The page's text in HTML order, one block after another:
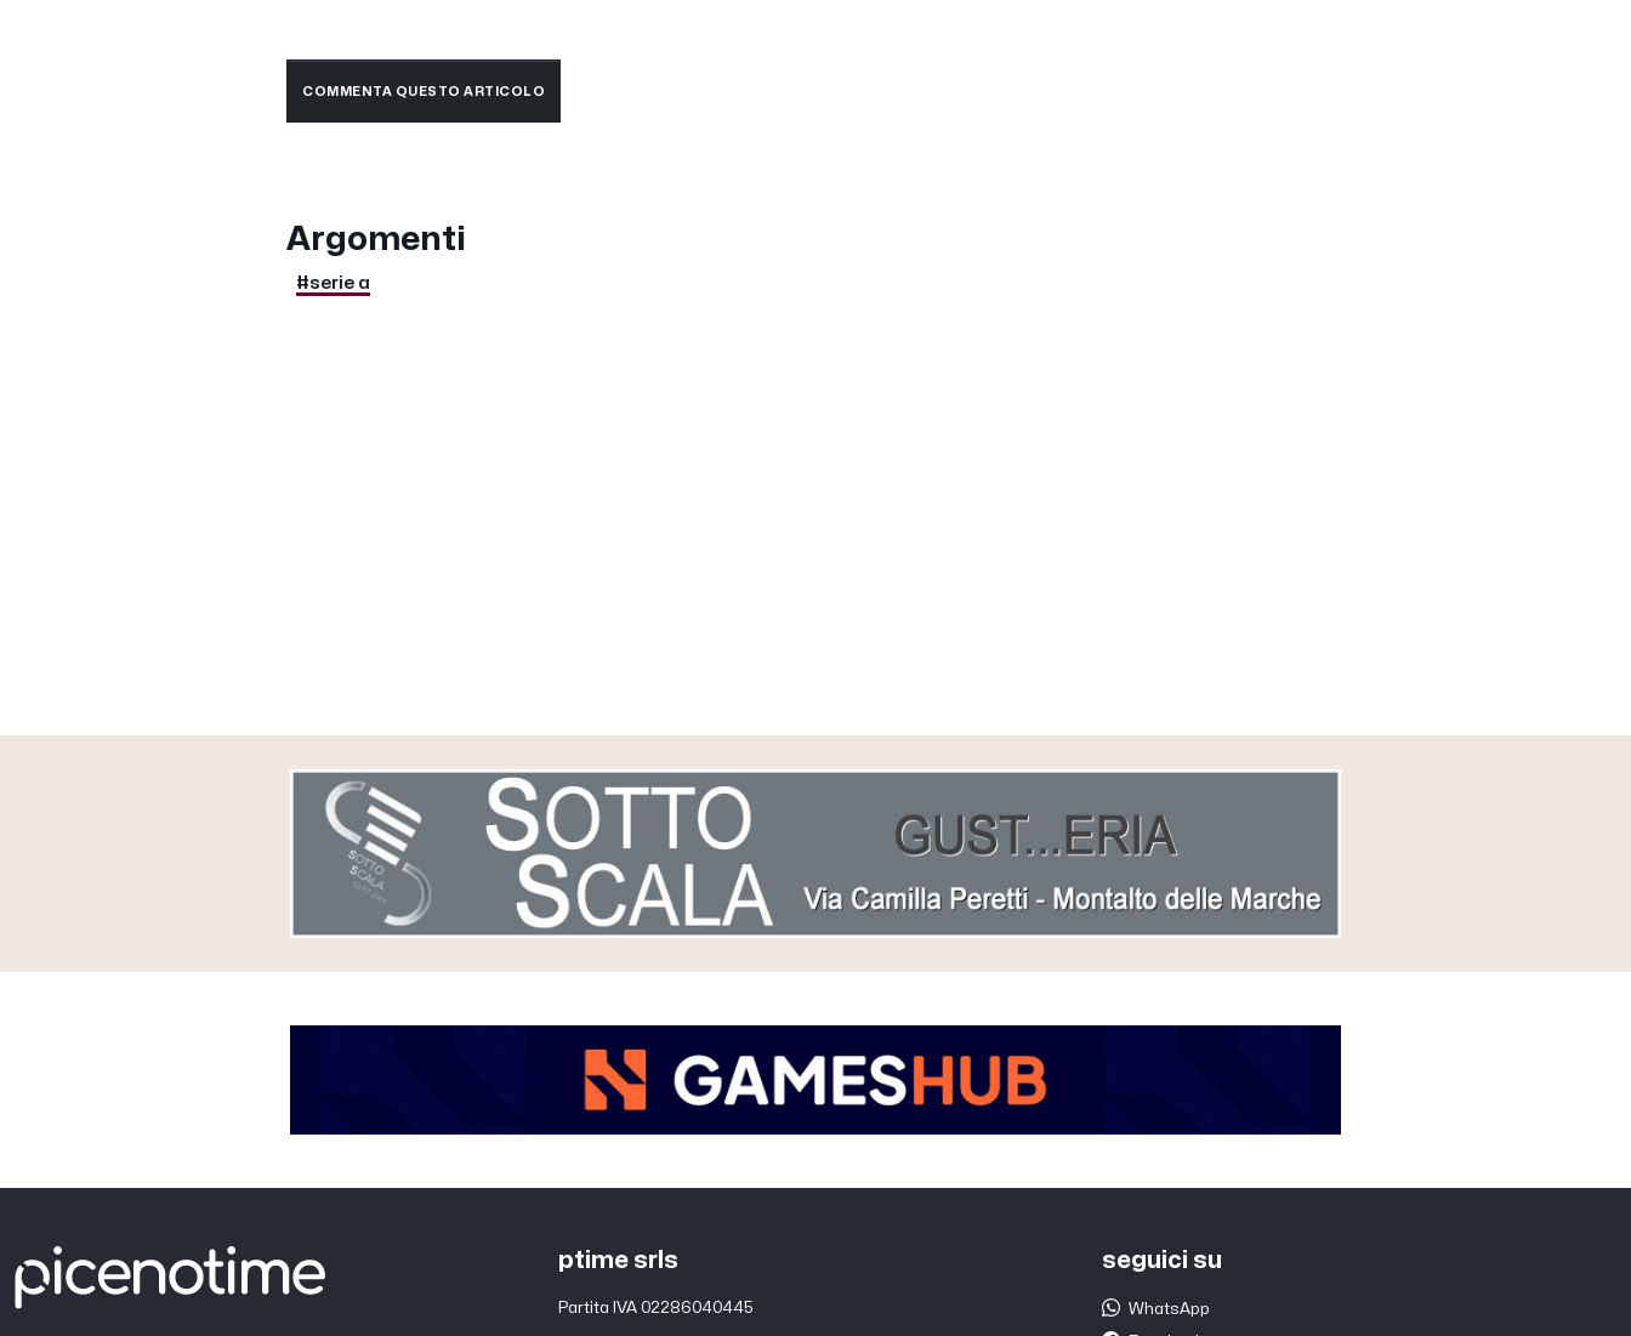
COMMENTA QUESTO ARTICOLO
Argomenti
#serie a
ptime srls
Partita IVA 02286040445
seguici su
WhatsApp